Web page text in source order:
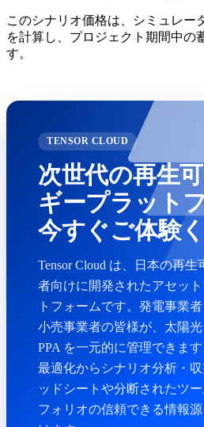
このシナリオ価格は、シミュレー
を計算し、プロジェクト期間中の
す。
TENSOR CLOUD
次世代の再生
ギープラット
今すぐご体験
Tensor Cloud は、日本の再
者向けに開発されたアセッ
トフォームです。発電事業者
小売事業者の皆様が、太陽光
PPA を一元的に管理できま
最適化からシナリオ分析・
ッドシートや分断されたツ
フォリオの信頼できる情報